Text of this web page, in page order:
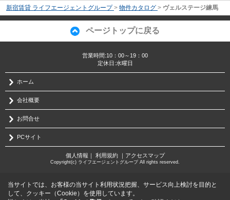
新宿賃貸 ライフエージェントグループ > 物件カタログ > ヴェルステージ練馬
ページトップに戻る
営業時間:10：00～19：00
定休日:水曜日
ホーム
会社概要
お問合せ
PCサイト
個人情報 利用規約｜ アクセスマップ
Copyright(c) ライフエージェントグループ All rights reserved.
当サイトでは、お客様の当サイト利用状況把握、サービス向上検討を目的と
して、クッキー（Cookie）を使用しています。